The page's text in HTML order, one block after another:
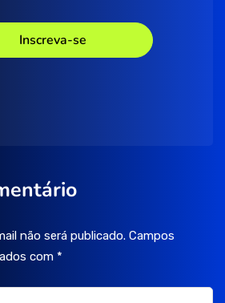
não será publicado. Campos
com *